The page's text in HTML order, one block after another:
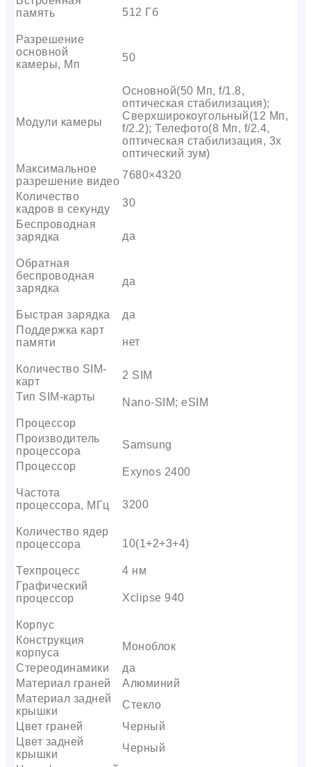
память
512 Гб
Разрешение
основной
камеры, Мп
50
Модули камеры
Основной(50 Мп, f/1.8,
оптическая стабилизация);
Сверхширокоугольный(12 Мп,
f/2.2); Телефото(8 Мп, f/2.4,
оптическая стабилизация, 3x
оптический зум)
Максимальное
разрешение видео
7680×4320
Количество
кадров в секунду
30
Беспроводная
зарядка
да
Обратная
беспроводная
зарядка
да
Быстрая зарядка
да
Поддержка карт
памяти
нет
Количество SIM-
карт
2 SIM
Тип SIM-карты
Nano-SIM; eSIM
Процессор
Производитель
процессора
Samsung
Процессор
Exynos 2400
Частота
процессора, МГц
3200
Количество ядер
процессора
10(1+2+3+4)
Техпроцесс
4 нм
Графический
процессор
Xclipse 940
Корпус
Конструкция
корпуса
Моноблок
Стереодинамики
да
Материал граней
Алюминий
Материал задней
крышки
Стекло
Цвет граней
Черный
Цвет задней
крышки
Черный